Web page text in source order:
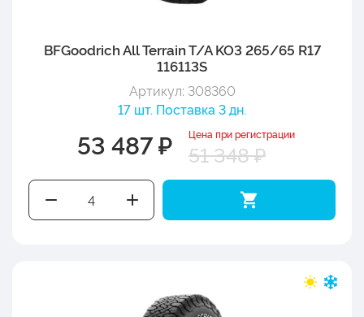
BFGoodrich All Terrain T/A KO3 265/65 R17
116113S
Артикул: 308360
17 шт. Поставка 3 дн.
53 487 ₽ Цена при регистрации
51 348 ₽